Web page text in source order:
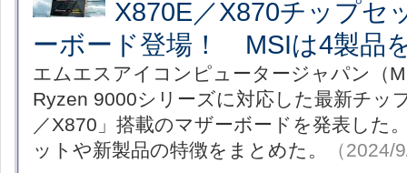
X870E／X870チップセ
ーボード登場！ MSIは4製品
エムエスアイコンピュータージャパン（
Ryzen 9000シリーズに対応した最新チッ
／X870」搭載のマザーボードを発表した
ットや新製品の特徴をまとめた。
（2024/